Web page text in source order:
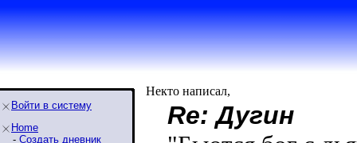
Войти в систему
Home
- Создать дневник
Некто написал,
Re: Дугин